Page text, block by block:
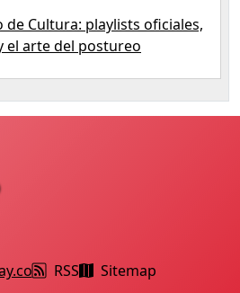
Cultura: playlists oficiales,
el arte del postureo
RSS Sitemap